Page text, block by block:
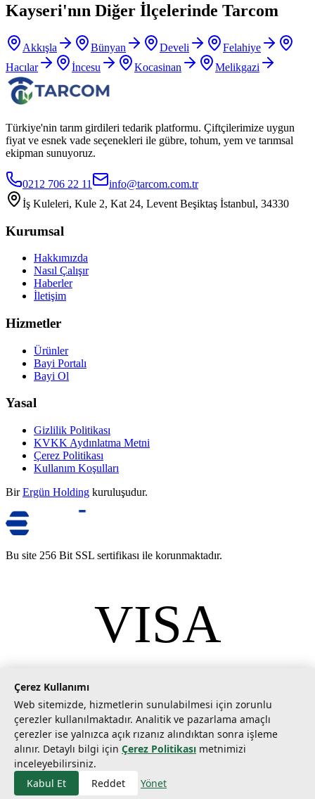
Kayseri'nın Diğer İlçelerinde Tarcom
Akkışla Bünyan Develi
Felahiye
Hacılar
İncesu Kocasinan Melikgazi
Türkiye'nin tarım girdileri tedarik platformu. Çiftçilerimize uygun
fiyat ve esnek vade seçenekleri ile gübre, tohum, yem ve tarımsal
ekipman sunuyoruz.
0212 706 22 11
info@tarcom.com.tr
İş Kuleleri, Kule 2, Kat 24, Levent Beşiktaş İstanbul, 34330
Kurumsal
Hakkımızda
Nasıl Çalışır
Haberler
İletişim
Hizmetler
Ürünler
Bayi Portalı
Bayi Ol
Yasal
Gizlilik Politikası
KVKK Aydınlatma Metni
Çerez Politikası
Kullanım Koşulları
Bir Ergün Holding kuruluşudur.
Bu site 256 Bit SSL sertifikası ile korunmaktadır.
VISA
mastercard
2026Tarımcom Tarım ve Teknoloji A.Ş. Tüm hakları saklıdır.